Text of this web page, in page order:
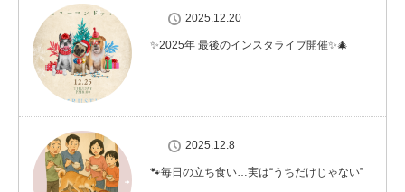
2025.12.20
✨2025年 最後のインスタライブ開催✨🎄
2025.12.8
🐾毎日の立ち食い…実は“うちだけじゃない”